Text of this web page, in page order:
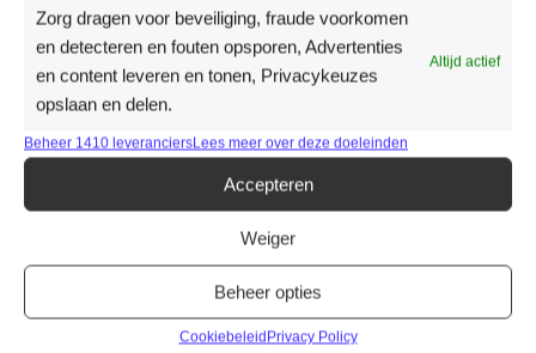
Zorg dragen voor beveiliging, fraude voorkomen
en detecteren en fouten opsporen, Advertenties
en content leveren en tonen, Privacykeuzes
opslaan en delen.
Altijd actief
Beheer 1410 leveranciersLees meer over deze doeleinden
Accepteren
Weiger
Beheer opties
CookiebeleidPrivacy Policy
Floer Visgraat Click PVC – Greige Eikenis eenvoudig
zelf te leggen met de handige Unidrop klikverbinding. De
planken zijn 61 cm lang en 12,2 cm breed en voorzien van een
sterke toplaag van 0,55 mm. Dit maakt de vloer perfect voor
intensief gebruik in drukke huishoudens, kantoren en zelfs
commerciële ruimtes. Dankzij de innovatieve
heeft de vloer een ultramatte uitstraling zonder glans,
wat zorgt voor een extra natuurlijke look.
Visgraat PVC Greige Eiken geschikt voor
elke ruimte